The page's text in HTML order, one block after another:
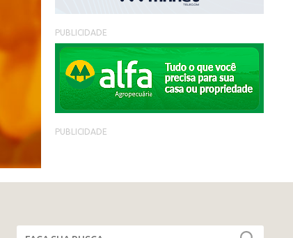
PUBLICIDADE
PUBLICIDADE